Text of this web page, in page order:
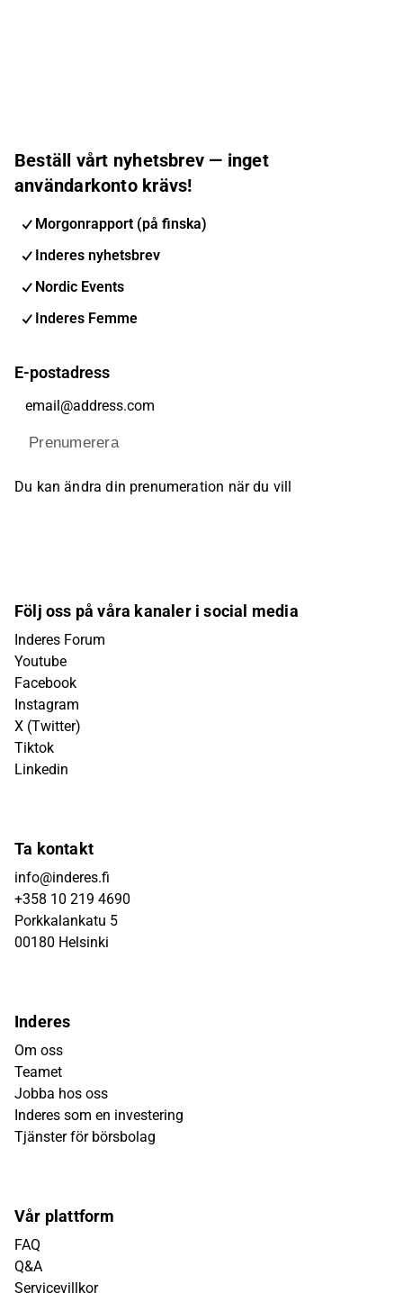
Beställ vårt nyhetsbrev — inget
användarkonto krävs!
Morgonrapport (på finska)
Inderes nyhetsbrev
Nordic Events
Inderes Femme
E-postadress
Prenumerera
Du kan ändra din prenumeration när du vill
Följ oss på våra kanaler i social media
Inderes Forum
Youtube
Facebook
Instagram
X (Twitter)
Tiktok
Linkedin
Ta kontakt
info@inderes.fi
+358 10 219 4690
Porkkalankatu 5
00180 Helsinki
Inderes
Om oss
Teamet
Jobba hos oss
Inderes som en investering
Tjänster för börsbolag
Vår plattform
FAQ
Q&A
Servicevillkor